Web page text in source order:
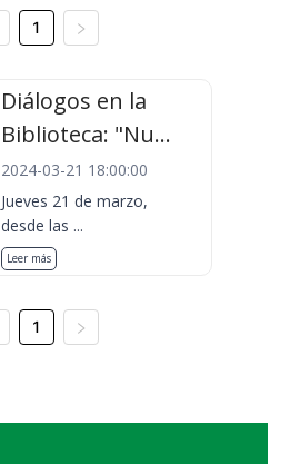
1
Diálogos en la
Biblioteca: "Nu...
2024-03-21 18:00:00
Jueves 21 de marzo,
desde las ...
Leer más
1